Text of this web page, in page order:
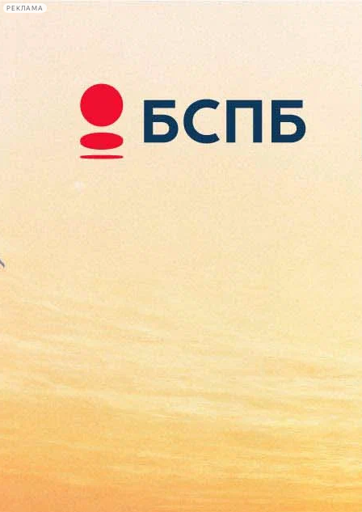
РЕКЛАМА
Сегодня:
2026.08.10
22:36
Афиша Plus
«Сверхкрупная» Царица
ночи внезапно расцвела в
Ботаническом саду
Версия для печати